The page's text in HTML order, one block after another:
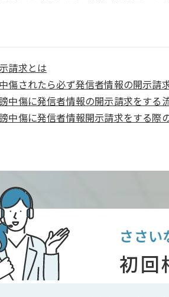
請求とは
傷されたら必ず発信者情報の開示請
中傷に発信者情報の開示請求をする
中傷に発信者情報開示請求をする際
ささい
初回